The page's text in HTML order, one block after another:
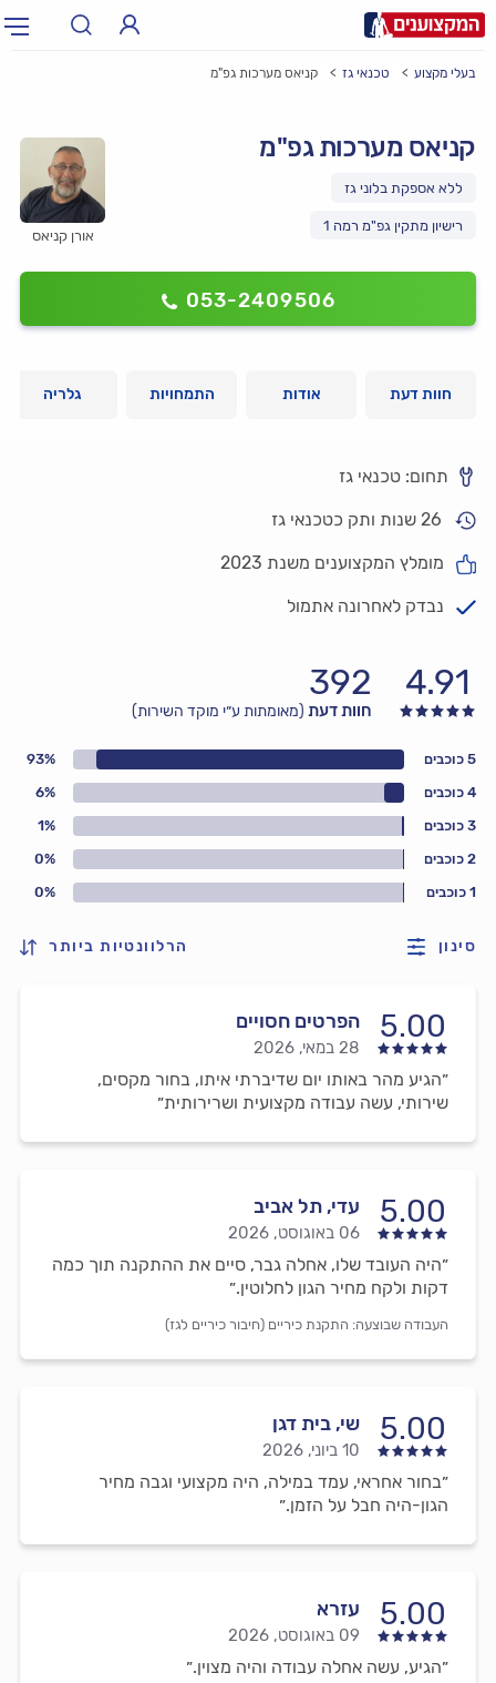
עיר:
בעלי מקצוע טכנאי גז קניאס מערכות גפ"מ
אורן קניאס
קניאס מערכות גפ"מ
רישיון מתקין גפ"מ רמה 1
053-2409506
חוות דעת אודות התמחויות גלריה
תחום: טכנאי גז
26 שנות ותק כטכנאי גז
מומלץ המקצוענים משנת 2023
נבדק לאחרונה אתמול
4.91
392
חוות דעת (מאומתות ע״י מוקד השירות)
1 כוכבים 0%
2 כוכבים 0%
3 כוכבים 1%
4 כוכבים 6%
5 כוכבים 93%
סינון הרלוונטיות ביותר
5.00 הפרטים חסויים
28 במאי, 2026
״הגיע מהר באותו יום שדיברתי איתו, בחור מקסים,
שירותי, עשה עבודה מקצועית ושרירותית״
5.00 עדי, תל אביב
06 באוגוסט, 2026
״היה העובד שלו, אחלה גבר, סיים את ההתקנה תוך כמה
דקות ולקח מחיר הגון לחלוטין.״
העבודה שבוצעה: התקנת כיריים (חיבור כיריים לגז)
5.00 שי, בית דגן
10 ביוני, 2026
״בחור אחראי, עמד במילה, היה מקצועי וגבה מחיר
הגון-היה חבל על הזמן.״
5.00 עזרא
09 באוגוסט, 2026
״הגיע, עשה אחלה עבודה והיה מצוין.״